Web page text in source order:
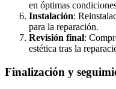
en óptimas
Instalación:
para la reparación.
Revisión final:
estética tras la
Finalización y